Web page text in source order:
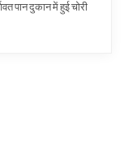
पान दुकान में हुई चोरी